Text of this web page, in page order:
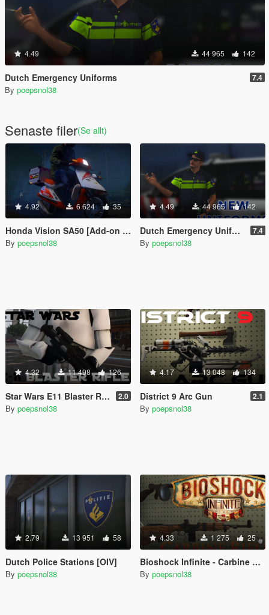
4.49 44 965 142
Dutch Emergency Uniforms 7.4
By poepsnol38
Senaste filer(Se allt)
4.92 6 624 35
Honda Vision SA50 [Add-on | Tuning | Livery]
By poepsnol38
4.49 44 965 142
Dutch Emergency Uniforms 7.4
By poepsnol38
4.32 11 498 126
Star Wars E11 Blaster Rifle 2.0
By poepsnol38
4.17 13 048 134
District 9 Arc Gun 2.1
By poepsnol38
2.79 13 951 58
Dutch Police Stations [OIV]
By poepsnol38
4.33 1 275 25
Bioshock Infinite - Carbine Rifle
By poepsnol38